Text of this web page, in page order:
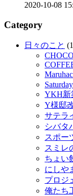
2020-10-08
Category
日々のこと
YKH新
Y様邸
サテラ
シバタ
スポー
スミレ
ちょい
にしや
プロジ
俺たち